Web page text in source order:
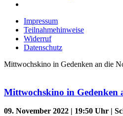
Impressum
Teilnahmehinweise
Widerruf
Datenschutz
Mittwochskino in Gedenken an die
Mittwochskino in Gedenken
09. November 2022 | 19:50 Uhr |